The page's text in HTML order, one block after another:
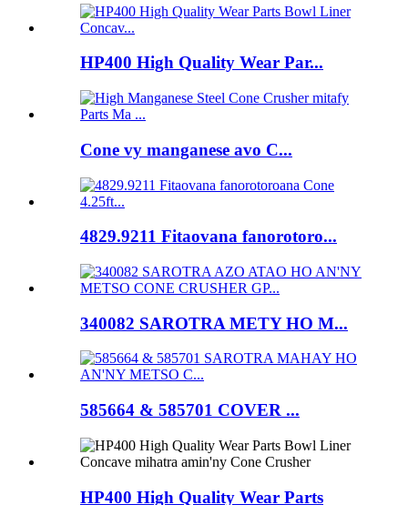
HP400 High Quality Wear Par...
Cone vy manganese avo C...
4829.9211 Fitaovana fanorotoro...
340082 SAROTRA METY HO M...
585664 & 585701 COVER ...
HP400 High Quality Wear Parts